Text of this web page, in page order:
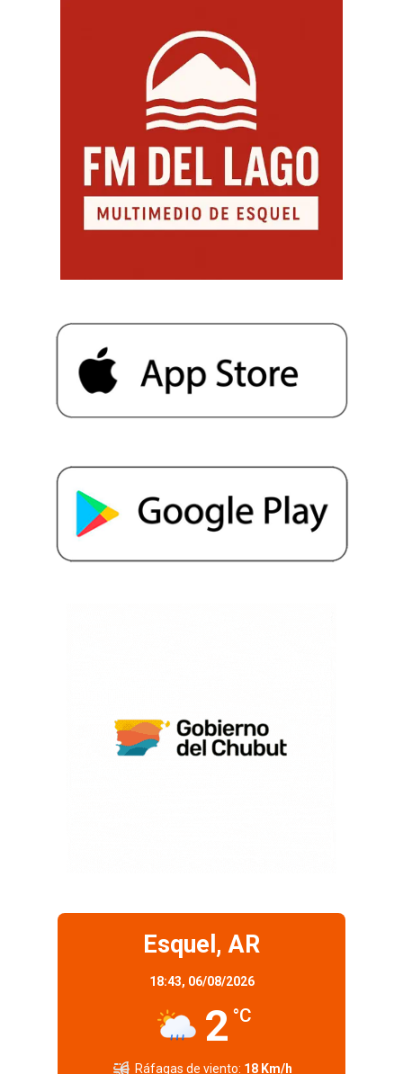
Esquel, AR
18:43, 06/08/2026
2 °C
Ráfagas de viento: 18 Km/h